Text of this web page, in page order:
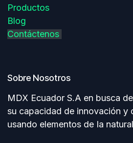
Productos
Blog
Contáctenos
Sobre Nosotros
MDX Ecuador S.A en busca
su capacidad de innovación y
usando elementos de Ia